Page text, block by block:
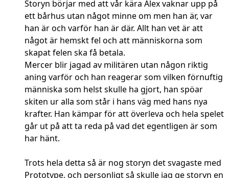
Storyn börjar med att vår kära Alex vaknar upp på
ett bårhus utan något minne om men han är, var
han är och varför han är där. Allt han vet är att
något är hemskt fel och att människorna som
skapat felen ska få betala.
Mercer blir jagad av militären utan någon riktig
aning varför och han reagerar som vilken förnuftig
människa som helst skulle ha gjort, han spöar
skiten ur alla som står i hans väg med hans nya
krafter. Han kämpar för att överleva och hela spelet
går ut på att ta reda på vad det egentligen är som
har hänt.
Trots hela detta så är nog storyn det svagaste med
Prototype, och personligt så skulle jag ge storyn en